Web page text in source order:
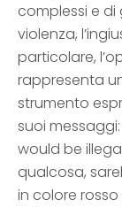
complessi e
violenza,
particolare,
rappresenta
strumento
suoi
would be
qualcosa,
in colore